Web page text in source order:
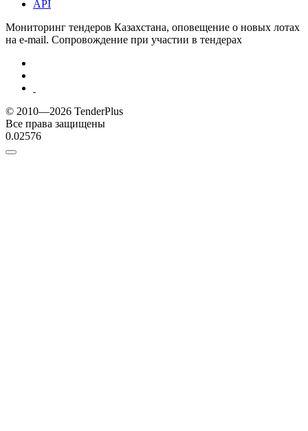
API
Мониторинг тендеров Казахстана, оповещение о новых лотах
на e-mail. Сопровождение при участии в тендерах
© 2010—2026 TenderPlus
Все права защищены
0.02576